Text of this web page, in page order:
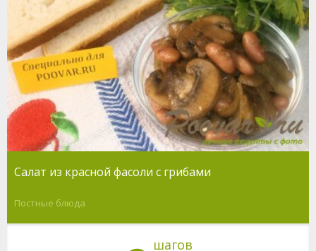
Салат из красной фасоли с грибами
Постные блюда
шагов